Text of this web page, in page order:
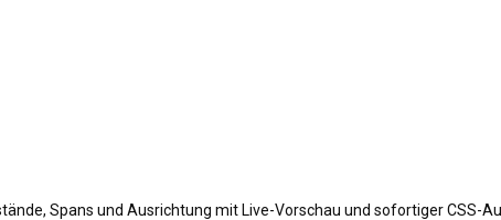
Spans und Ausrichtung mit Live-Vorschau und sofortiger CSS-